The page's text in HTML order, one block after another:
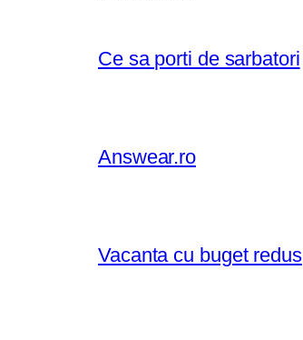
Ce sa porti de sarbatori
Answear.ro
Vacanta cu buget redus